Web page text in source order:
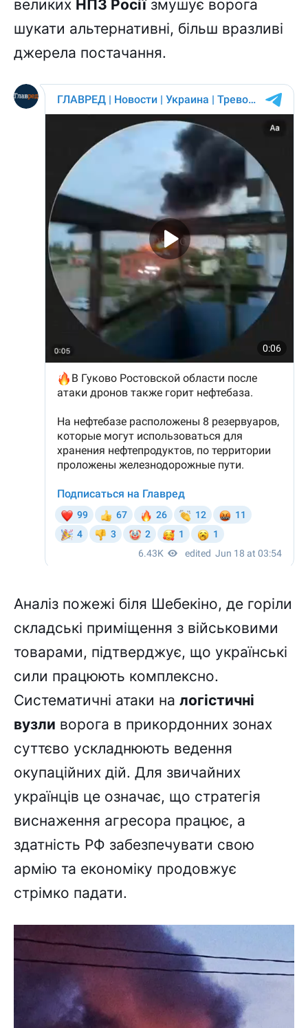
великих НПЗ Росіїзмушує ворога
шукати альтернативні, більш вразливі
джерела постачання.
Аналіз пожежі біля Шебекіно, де горіли
складські приміщення з військовими
товарами, підтверджує, що українські
сили працюють комплексно.
Систематичні атаки на логістичні
вузли ворога в прикордонних зонах
суттєво ускладнюють ведення
окупаційних дій. Для звичайних
українців це означає, що стратегія
виснаження агресора працює, а
здатність РФ забезпечувати свою
армію та економіку продовжує
стрімко падати.